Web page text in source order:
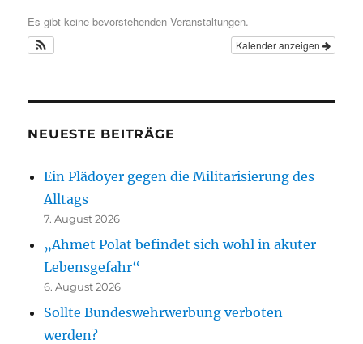
Es gibt keine bevorstehenden Veranstaltungen.
Kalender anzeigen
NEUESTE BEITRÄGE
Ein Plädoyer gegen die Militarisierung des
Alltags
7. August 2026
„Ahmet Polat befindet sich wohl in akuter
Lebensgefahr“
6. August 2026
Sollte Bundeswehrwerbung verboten
werden?